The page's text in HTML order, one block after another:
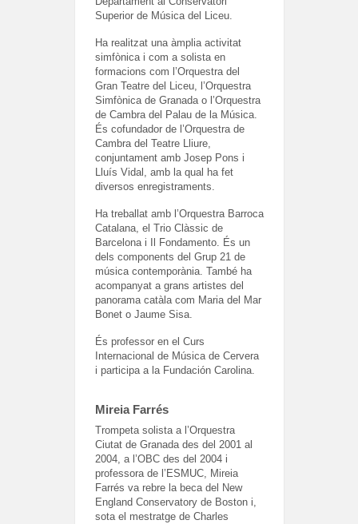
Superior de Música del Liceu.
Ha realitzat una àmplia activitat
simfònica i com a solista en
formacions com l’Orquestra del
Gran Teatre del Liceu, l’Orquestra
Simfònica de Granada o l’Orquestra
de Cambra del Palau de la Música.
És cofundador de l’Orquestra de
Cambra del Teatre Lliure,
conjuntament amb Josep Pons i
Lluís Vidal, amb la qual ha fet
diversos enregistraments.
Ha treballat amb l’Orquestra Barroca
Catalana, el Trio Clàssic de
Barcelona i Il Fondamento. És un
dels components del Grup 21 de
música contemporània. També ha
acompanyat a grans artistes del
panorama catàla com Maria del Mar
Bonet o Jaume Sisa.
És professor en el Curs
Internacional de Música de Cervera
i participa a la Fundación Carolina.
Mireia Farrés
Trompeta solista a l’Orquestra
Ciutat de Granada des del 2001 al
2004, a l’OBC des del 2004 i
professora de l’ESMUC, Mireia
Farrés va rebre la beca del New
England Conservatory de Boston i,
sota el mestratge de Charles